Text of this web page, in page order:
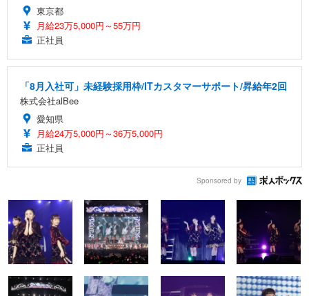
東京都
月給23万5,000円～55万円
正社員
「8月入社可」未経験採用枠/ITカスタマーサポート/昇給年2回
株式会社alBee
愛知県
月給24万5,000円～36万5,000円
正社員
Sponsored by